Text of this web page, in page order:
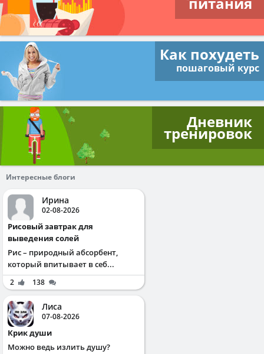
Как похудеть
пошаговый курс
Дневник
тренировок
Интересные блоги
Ирина
02-08-2026
Рисовый завтрак для
выведения солей
Рис – природный абсорбент,
который впитывает в себ...
2 138
Лиса
07-08-2026
Крик души
Можно ведь излить душу?